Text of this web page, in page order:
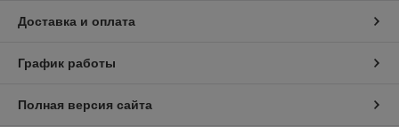
Доставка и оплата
График работы
Полная версия сайта